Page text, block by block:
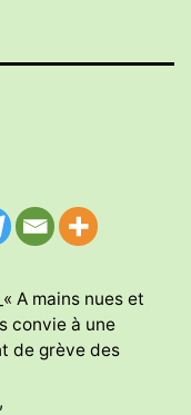
A mains nues et
convie à une
de grève des